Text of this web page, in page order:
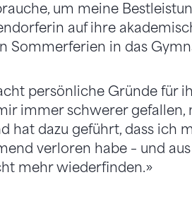
um meine
auf ihre
Sommerferien in das
persönliche Gründe für
immer schwerer
hat dazu geführt, dass ich
verloren habe – und
mehr wiederfinden.»